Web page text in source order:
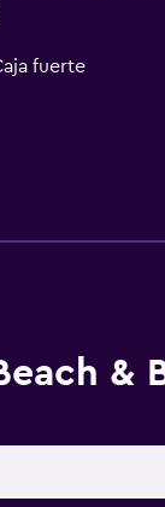
fuerte
&